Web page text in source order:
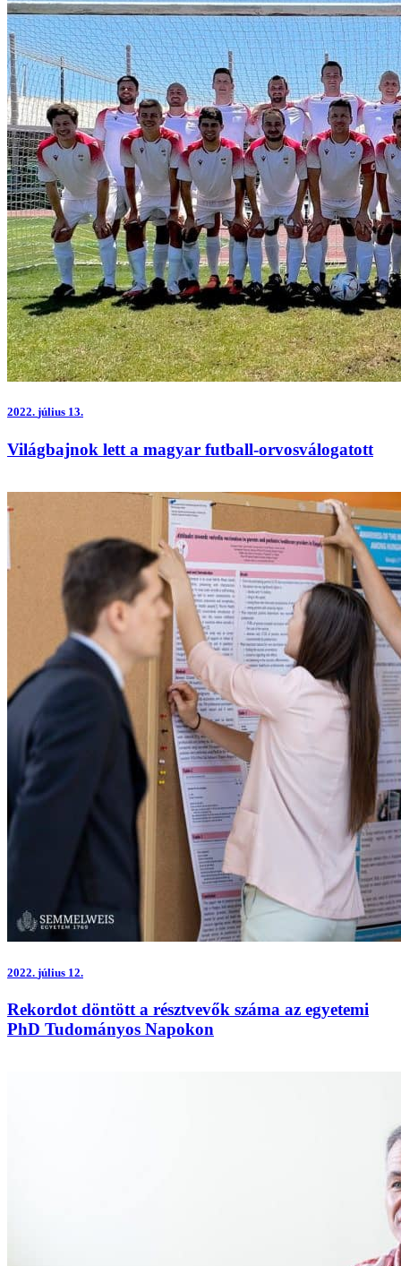
2022. július 13.
Világbajnok lett a magyar futball-orvosválogatott
2022. július 12.
Rekordot döntött a résztvevők száma az egyetemi
PhD Tudományos Napokon